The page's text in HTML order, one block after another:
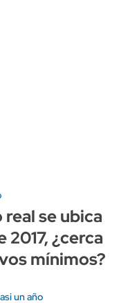
se ubica
¿cerca
mínimos?
un año